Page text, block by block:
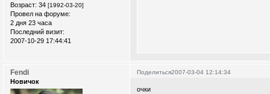
Возраст: 34 [1992-03-20]
Провел на форуме:
2 дня 23 часа
Последний визит:
2007-10-29 17:44:41
Поделиться2007-03-04 12:14:34
Fendi
Новичок
очки